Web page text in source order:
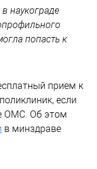
наукограде
попасть к
прием к
если
ОМС. Об этом
в минздраве